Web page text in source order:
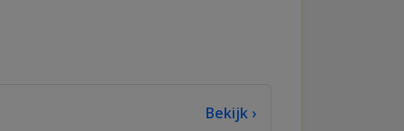
Bekijk ›